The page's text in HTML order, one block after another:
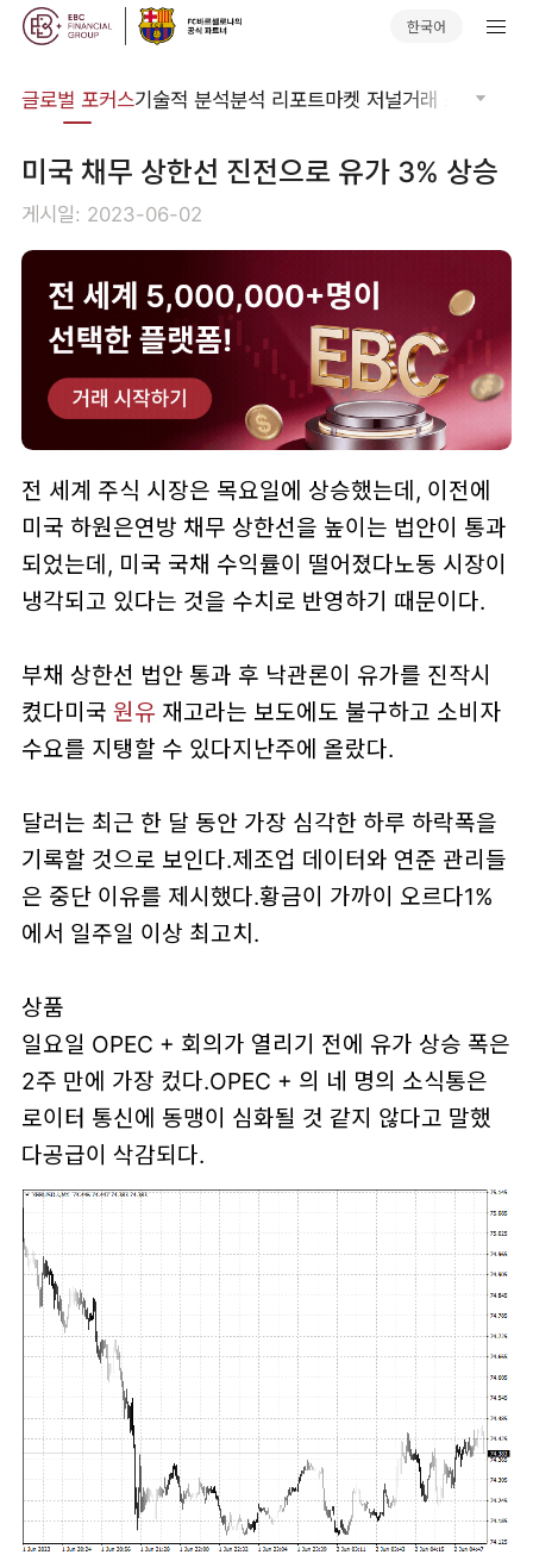
한국어
글로벌 포커스기술적 분석분석 리포트마켓 저널거래 소프트웨어
​미국 채무 상한선 진전으로 유가 3% 상승
게시일: 2023-06-02
전 세계 주식 시장은 목요일에 상승했는데, 이전에
미국 하원은연방 채무 상한선을 높이는 법안이 통과
되었는데, 미국 국채 수익률이 떨어졌다노동 시장이
냉각되고 있다는 것을 수치로 반영하기 때문이다.
부채 상한선 법안 통과 후 낙관론이 유가를 진작시
켰다미국 원유 재고라는 보도에도 불구하고 소비자
수요를 지탱할 수 있다지난주에 올랐다.
달러는 최근 한 달 동안 가장 심각한 하루 하락폭을
기록할 것으로 보인다.제조업 데이터와 연준 관리들
은 중단 이유를 제시했다.황금이 가까이 오르다1%
에서 일주일 이상 최고치.
상품
일요일 OPEC + 회의가 열리기 전에 유가 상승 폭은
2주 만에 가장 컸다.OPEC + 의 네 명의 소식통은
로이터 통신에 동맹이 심화될 것 같지 않다고 말했
다공급이 삭감되다.